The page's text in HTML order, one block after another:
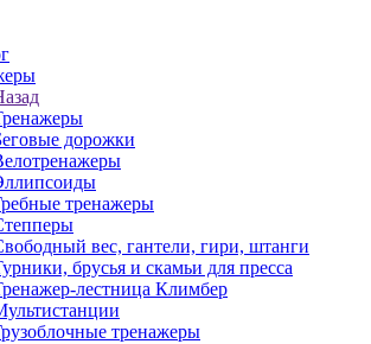
дорожки
тренажеры
вес, гантели, гири, штанги
брусья и скамьи для пресса
лестница Климбер
тренажеры